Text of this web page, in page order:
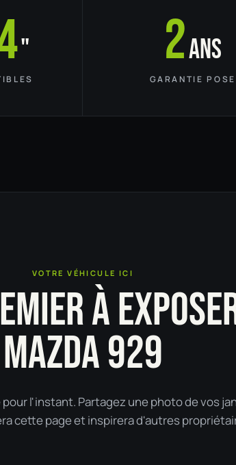
" 2ans
GARANTIE POSE
VOTRE VÉHICULE ICI
À
MAZDA 929
l'instant. Partagez une photo de vos
cette page et inspirera d'autres